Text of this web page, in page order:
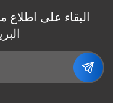
البقاء على